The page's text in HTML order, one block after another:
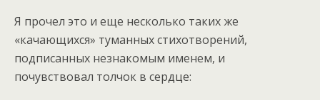
Я прочел это и еще несколько таких же
«качающихся» туманных стихотворений,
подписанных незнакомым именем, и
почувствовал толчок в сердце: